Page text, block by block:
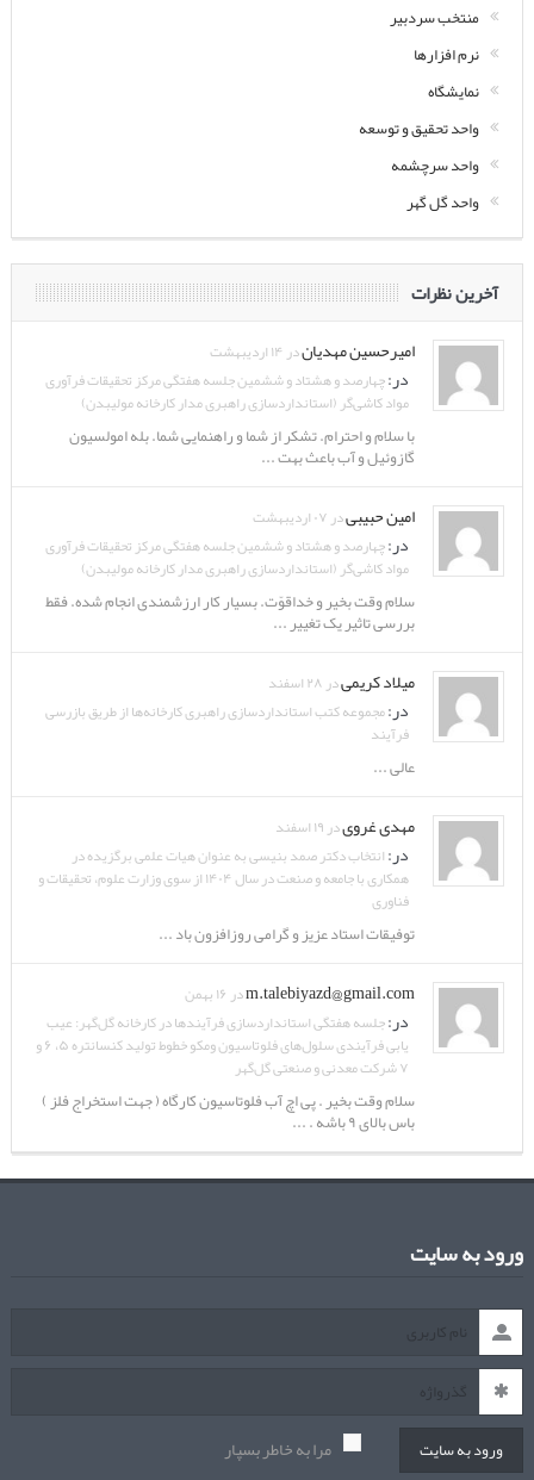
منتخب سردبیر
نرم افزارها
نمایشگاه
واحد تحقیق و توسعه
واحد سرچشمه
واحد گل گهر
آخرین نظرات
امیرحسین مهدیاندر ۱۴ اردیبهشت
در:چهارصد و هشتاد و ششمین جلسه هفتگی مرکز تحقیقات فرآوری
مواد کاشی‌گر (استانداردسازی راهبری مدار کارخانه مولیبدن)
با سلام و احترام. تشکر از شما و راهنمایی شما. بله امولسیون
گازوئیل و آب باعث بهت ...
امین حبیبیدر ۰۷ اردیبهشت
در:چهارصد و هشتاد و ششمین جلسه هفتگی مرکز تحقیقات فرآوری
مواد کاشی‌گر (استانداردسازی راهبری مدار کارخانه مولیبدن)
سلام وقت بخیر و خداقوّت. بسیار کار ارزشمندی انجام شده. فقط
بررسی تاثیر یک تغییر ...
میلاد کریمیدر ۲۸ اسفند
در:مجموعه کتب استانداردسازی راهبری کارخانه‌ها از طریق بازرسی
فرآیند
عالی ...
مهدی غرویدر ۱۹ اسفند
در:انتخاب دکتر صمد بنیسی به عنوان هیات علمی برگزیده در
همکاری با جامعه و صنعت در سال ۱۴۰۴ از سوی وزارت علوم، تحقیقات و
فناوری
توفیقات استاد عزیز و گرامی روزافزون باد ...
m.talebiyazd@gmail.comدر ۱۶ بهمن
در:جلسه هفتگی استانداردسازی فرآیندها در کارخانه گل‌گهر: عیب
یابی فرآیندی سلول‌های فلوتاسیون ومکو خطوط تولید کنسانتره ۵، ۶ و
۷ شرکت معدنی و صنعتی گل‌گهر
سلام وقت بخیر . پی اچ آب فلوتاسیون کارگاه ( جهت استخراج فلز )
باس بالای ۹ باشه . ...
ورود به سایت
ورود به سایت مرا به خاطر بسپار